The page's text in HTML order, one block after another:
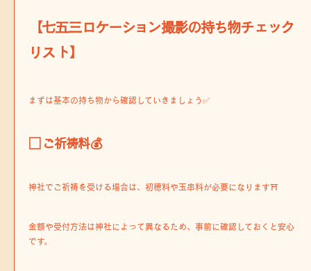
【七五三ロケーション撮影の持ち物チェック
リスト】
まずは基本の持ち物から確認していきましょう✅
□ ご祈祷料💰
神社でご祈祷を受ける場合は、初穂料や玉串料が必要になります⛩
金額や受付方法は神社によって異なるため、事前に確認しておくと安心
です。